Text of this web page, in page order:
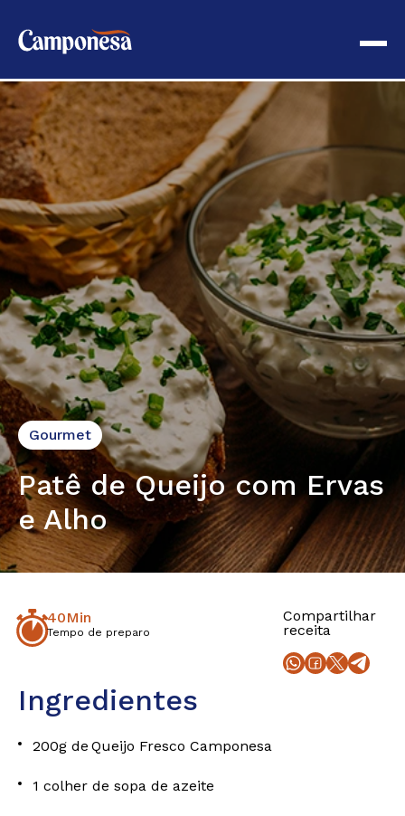
Gourmet
Patê de Queijo com Ervas
e Alho
40Min
Tempo de preparo
Compartilhar
receita
Ingredientes
200g de Queijo Fresco Camponesa
1 colher de sopa de azeite